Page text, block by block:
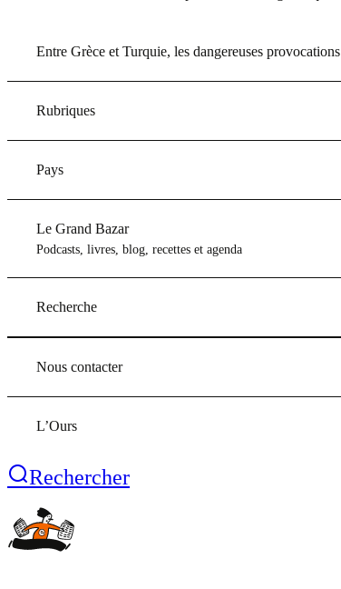
Entre Grèce et Turquie, les dangereuses provocations
Rubriques
Pays
Le Grand Bazar
Podcasts, livres, blog, recettes et agenda
Recherche
Nous contacter
L’Ours
Rechercher